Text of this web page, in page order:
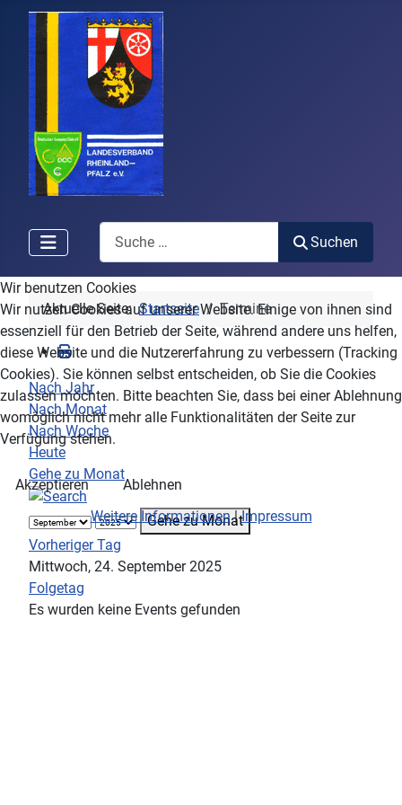
Search
Suchen
Aktuelle Seite:Startseite Termine
Nach Jahr
Nach Monat
Nach Woche
Heute
Gehe zu Monat
Gehe zu Monat
Vorheriger Tag
Mittwoch, 24. September 2025
Folgetag
Es wurden keine Events gefunden
Wir benutzen Cookies
Wir nutzen Cookies auf unserer Website. Einige von ihnen sind
essenziell für den Betrieb der Seite, während andere uns helfen,
diese Website und die Nutzererfahrung zu verbessern (Tracking
Cookies). Sie können selbst entscheiden, ob Sie die Cookies
zulassen möchten. Bitte beachten Sie, dass bei einer Ablehnung
womöglich nicht mehr alle Funktionalitäten der Seite zur
Verfügung stehen.
Akzeptieren
Ablehnen
Weitere Informationen|Impressum